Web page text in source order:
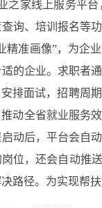
之家线上服务平
询、培训报名等
精准画像”，为企
的企业。求职者
排面试，招聘周
动全省就业服务
动后，平台会自
位，还会自动推
路径。为实现帮